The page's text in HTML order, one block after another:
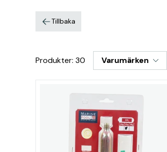
Tillbaka
Produkter: 30 Varumärken